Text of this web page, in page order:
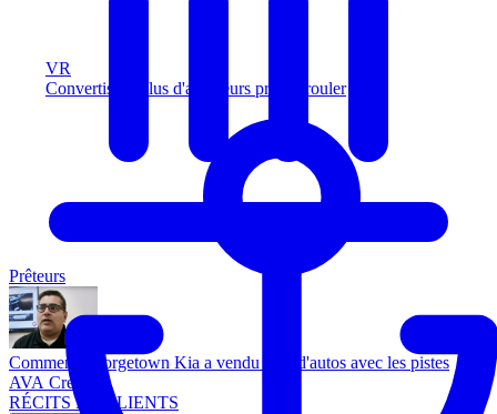
VR
Convertissez plus d'acheteurs prêts à rouler
Prêteurs
Comment Georgetown Kia a vendu plus d'autos avec les pistes
AVA Credit
RÉCITS DE CLIENTS